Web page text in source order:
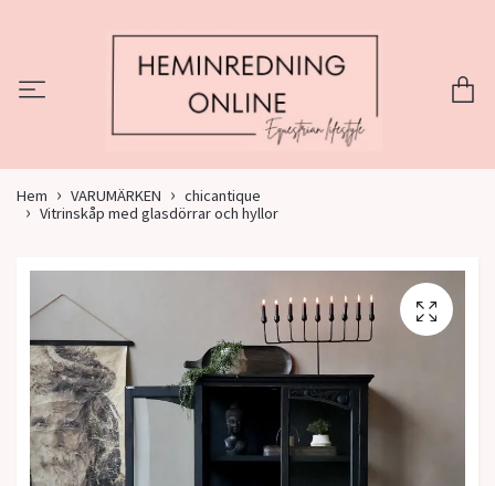
Hem VARUMÄRKEN
chicantique
Vitrinskåp med glasdörrar och hyllor